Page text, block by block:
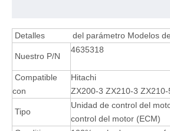
Detalles del parámetro Modelos
Nuestro P/N
4635318
Compatible
con
Hitachi
ZX200-3 ZX210-3
Tipo
Unidad de control del
control del motor (ECM)